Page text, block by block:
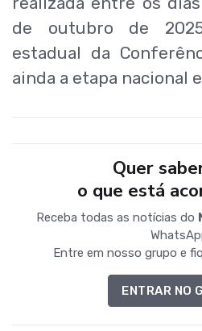
de outubro de
estadual da
ainda a etapa nacional
Quer
o que está
Receba todas as notícias do
Entre em nosso grupo e
ENTRAR NO